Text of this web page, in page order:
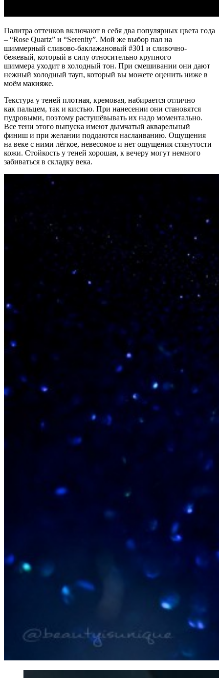
Палитра оттенков включают в себя два популярных цвета года
– “Rose Quartz” и “Serenity”. Мой же выбор пал на
шиммерный сливово-баклажановый #301 и сливочно-
бежевый, который в силу относительно крупного
шиммера уходит в холодный тон. При смешивании они дают
нежный холодный тауп, который вы можете оценить ниже в
моём макияже.
Текстура у теней плотная, кремовая, набирается отлично
как пальцем, так и кистью. При нанесении они становятся
пудровыми, поэтому растушёвывать их надо моментально.
Все тени этого выпуска имеют дымчатый акварельный
финиш и при желании поддаются наслаиванию. Ощущения
на веке с ними лёгкое, невесомое и нет ощущения стянутости
кожи. Стойкость у теней хорошая, к вечеру могут немного
забиваться в складку века.